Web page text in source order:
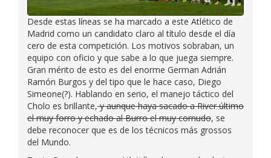
Desde estas líneas se ha marcado a este Atlético de
Madrid como un candidato claro al título desde el día
cero de esta competición. Los motivos sobraban, un
equipo con oficio y que sabe a lo que juega siempre.
Gran mérito de esto es del enorme German Adrián
Ramón Burgos y del tipo que le hace caso, Diego
Simeone(?). Hablando en serio, el manejo táctico del
Cholo es brillante,y aunque haya sacado a River último
el muy forro y echado al Burro el muy cornudo, se
debe reconocer que es de los técnicos más grossos
del Mundo.